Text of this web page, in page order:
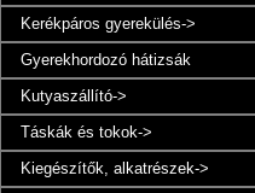
Kerékpáros gyerekülés->
Gyerekhordozó hátizsák
Kutyaszállító->
Táskák és tokok->
Kiegészítők, alkatrészek->